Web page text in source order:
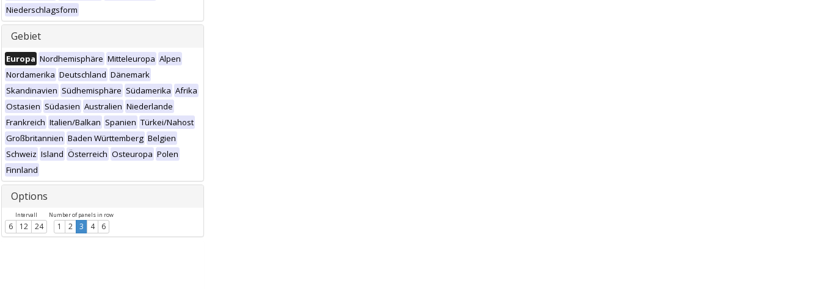
Niederschlagsform
Gebiet
Europa Nordhemisphäre Mitteleuropa Alpen
Nordamerika Deutschland Dänemark
Skandinavien Südhemisphäre Südamerika Afrika
Ostasien Südasien Australien Niederlande
Frankreich Italien/Balkan Spanien Türkei/Nahost
Großbritannien Baden Württemberg Belgien
Schweiz Island Österreich Osteuropa Polen
Finnland
Options
Intervall
6 12 24
Number of panels in row
1 2 3 4 6